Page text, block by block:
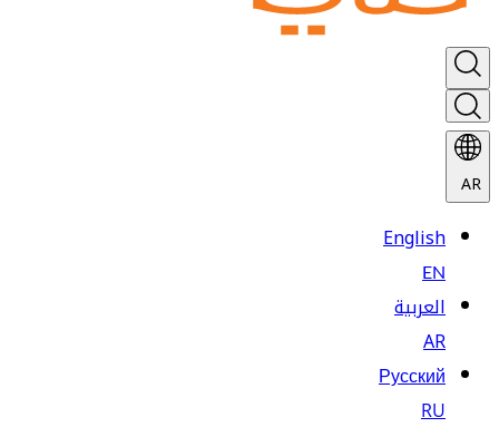
AR
English
EN
العربية
AR
Русский
RU